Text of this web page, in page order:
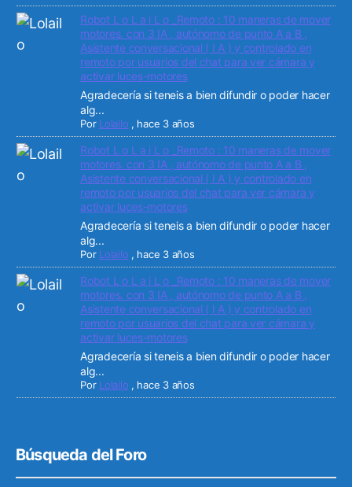
Robot L o L a i L o _Remoto : 10 maneras de mover
motores. con 3 IA , autónomo de punto A a B ,
Asistente conversacional ( I A ) y controlado en
remoto por usuarios del chat para ver cámara y
activar luces-motores
Agradecería si teneis a bien difundir o poder hacer
alg...
Por Lolailo , hace 3 años
Robot L o L a i L o _Remoto : 10 maneras de mover
motores. con 3 IA , autónomo de punto A a B ,
Asistente conversacional ( I A ) y controlado en
remoto por usuarios del chat para ver cámara y
activar luces-motores
Agradecería si teneis a bien difundir o poder hacer
alg...
Por Lolailo , hace 3 años
Robot L o L a i L o _Remoto : 10 maneras de mover
motores. con 3 IA , autónomo de punto A a B ,
Asistente conversacional ( I A ) y controlado en
remoto por usuarios del chat para ver cámara y
activar luces-motores
Agradecería si teneis a bien difundir o poder hacer
alg...
Por Lolailo , hace 3 años
Búsqueda del Foro